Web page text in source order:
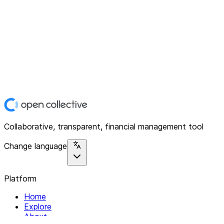
Collaborative, transparent, financial management tool
Change language
Platform
Home
Explore
About